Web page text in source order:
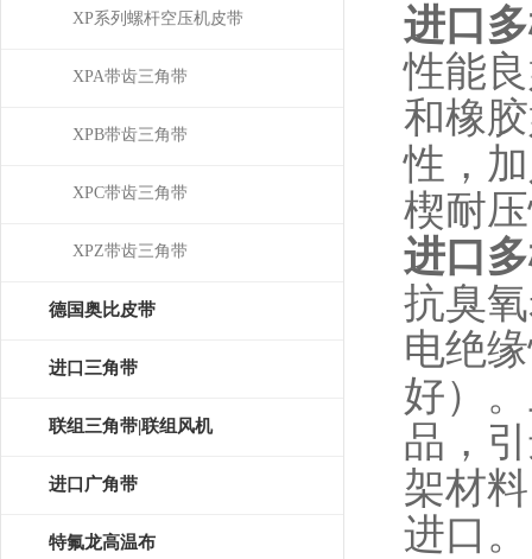
XP系列螺杆空压机皮带
XPA带齿三角带
XPB带齿三角带
XPC带齿三角带
XPZ带齿三角带
德国奥比皮带
OPTIBELT
进口三角带
联组三角带|联组风机
皮带
进口广角带
特氟龙高温布
进口
性能
和橡
性，
楔耐
进口
抗臭
电绝
好）
品，
架材
进口。